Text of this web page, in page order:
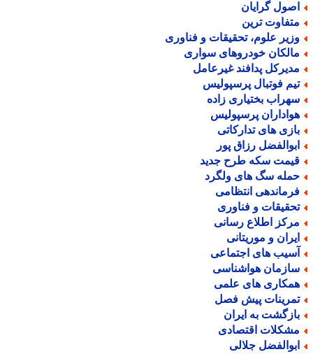
گرایان
ترین
علوم، تحقیقات و فناوری
خودروهای سواری
پدافند غیرعامل
فوتبال پرسپولیس
بختیاری زاده
پرسپولیس
های تدارکاتی
رزاق پور
سکه طرح جدید
سگ های ولگرد
انتظامی
و فناوری
اطلاع رسانی
و موریتانی
های اجتماعی
هواشناسی
های علمی
پیش فصل
به ایران
اقتصادی
جلالی